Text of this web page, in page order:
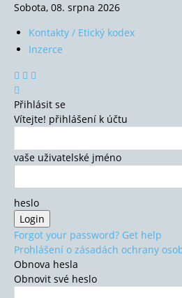
Sobota, 08. srpna 2026
Kontakty / Etický kodex
Inzerce
Přihlásit se
Vítejte! přihlášení k účtu
vaše uživatelské jméno
heslo
Forgot your password? Get help
Prohlášení o zásadách ochrany
Obnova hesla
Obnovit své heslo